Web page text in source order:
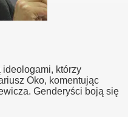
którzy
Oko, komentując
Genderyści boją się